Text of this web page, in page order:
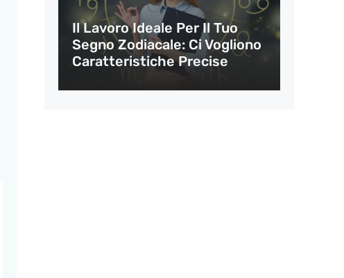
Il Lavoro Ideale Per Il Tuo
Segno Zodiacale: Ci Vogliono
Caratteristiche Precise